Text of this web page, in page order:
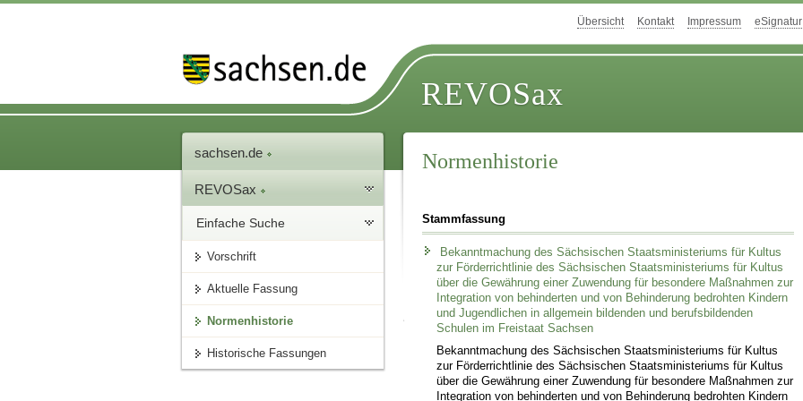
Übersicht Kontakt Impressum eSignatur
REVOSax
sachsen.de
REVOSax
Einfache Suche
Vorschrift
Aktuelle Fassung
Normenhistorie
Historische Fassungen
Normenhistorie
Stammfassung
Bekanntmachung des Sächsischen Staatsministeriums für Kultus
zur Förderrichtlinie des Sächsischen Staatsministeriums für Kultus
über die Gewährung einer Zuwendung für besondere Maßnahmen zur
Integration von behinderten und von Behinderung bedrohten Kindern
und Jugendlichen in allgemein bildenden und berufsbildenden
Schulen im Freistaat Sachsen
Bekanntmachung des Sächsischen Staatsministeriums für Kultus
zur Förderrichtlinie des Sächsischen Staatsministeriums für Kultus
über die Gewährung einer Zuwendung für besondere Maßnahmen zur
Integration von behinderten und von Behinderung bedrohten Kindern